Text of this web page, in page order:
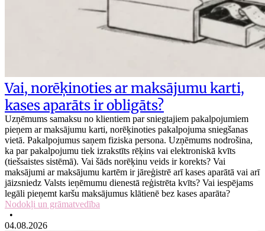
Vai, norēķinoties ar maksājumu karti,
kases aparāts ir obligāts?
Uzņēmums samaksu no klientiem par sniegtajiem pakalpojumiem
pieņem ar maksājumu karti, norēķinoties pakalpojuma sniegšanas
vietā. Pakalpojumus saņem fiziska persona. Uzņēmums nodrošina,
ka par pakalpojumu tiek izrakstīts rēķins vai elektroniskā kvīts
(tiešsaistes sistēmā). Vai šāds norēķinu veids ir korekts? Vai
maksājumi ar maksājumu kartēm ir jāreģistrē arī kases aparātā vai arī
jāizsniedz Valsts ieņēmumu dienestā reģistrēta kvīts? Vai iespējams
legāli pieņemt karšu maksājumus klātienē bez kases aparāta?
Nodokļi un grāmatvedība
•
04.08.2026